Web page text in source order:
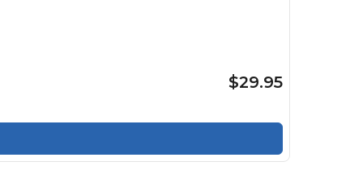
$29.95